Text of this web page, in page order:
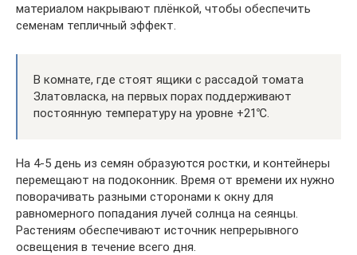
материалом накрывают плёнкой, чтобы обеспечить
семенам тепличный эффект.
В комнате, где стоят ящики с рассадой томата
Златовласка, на первых порах поддерживают
постоянную температуру на уровне +21℃.
На 4-5 день из семян образуются ростки, и контейнеры
перемещают на подоконник. Время от времени их нужно
поворачивать разными сторонами к окну для
равномерного попадания лучей солнца на сеянцы.
Растениям обеспечивают источник непрерывного
освещения в течение всего дня.